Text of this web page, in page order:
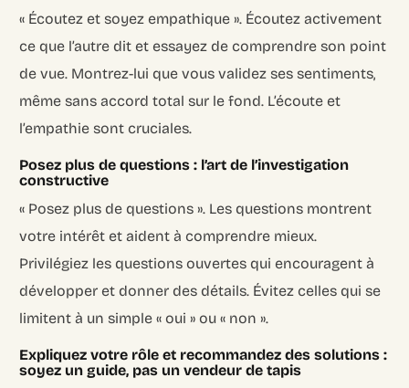
« Écoutez et soyez empathique ». Écoutez activement
ce que l’autre dit et essayez de comprendre son point
de vue. Montrez-lui que vous validez ses sentiments,
même sans accord total sur le fond. L’écoute et
l’empathie sont cruciales.
Posez plus de questions : l’art de l’investigation
constructive
« Posez plus de questions ». Les questions montrent
votre intérêt et aident à comprendre mieux.
Privilégiez les questions ouvertes qui encouragent à
développer et donner des détails. Évitez celles qui se
limitent à un simple « oui » ou « non ».
Expliquez votre rôle et recommandez des solutions :
soyez un guide, pas un vendeur de tapis